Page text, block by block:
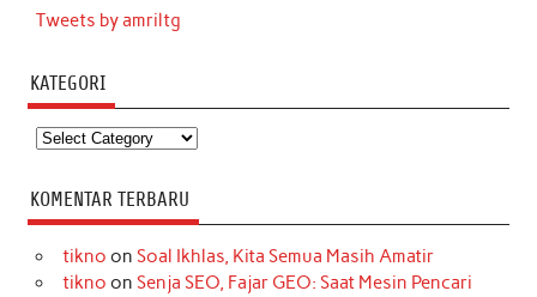
Tweets by amriltg
KATEGORI
Kategori
KOMENTAR TERBARU
tikno on Soal Ikhlas, Kita Semua Masih Amatir
tikno on Senja SEO, Fajar GEO: Saat Mesin Pencari